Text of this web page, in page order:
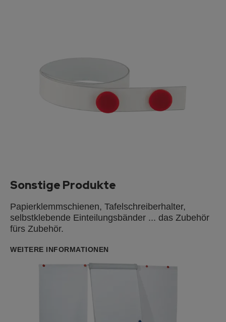
Sonstige Produkte
Papierklemmschienen, Tafelschreiberhalter,
selbstklebende Einteilungsbänder ... das Zubehör
fürs Zubehör.
WEITERE INFORMATIONEN